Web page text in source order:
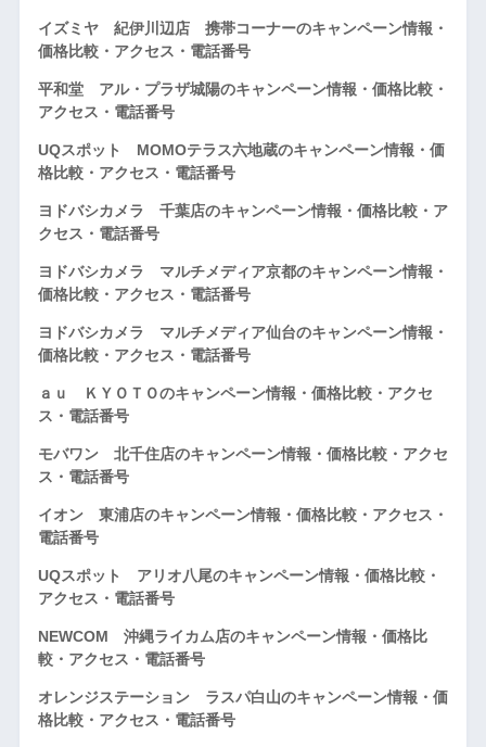
イズミヤ 紀伊川辺店 携帯コーナーのキャンペーン情報・
価格比較・アクセス・電話番号
平和堂 アル・プラザ城陽のキャンペーン情報・価格比較・
アクセス・電話番号
UQスポット MOMOテラス六地蔵のキャンペーン情報・価
格比較・アクセス・電話番号
ヨドバシカメラ 千葉店のキャンペーン情報・価格比較・ア
クセス・電話番号
ヨドバシカメラ マルチメディア京都のキャンペーン情報・
価格比較・アクセス・電話番号
ヨドバシカメラ マルチメディア仙台のキャンペーン情報・
価格比較・アクセス・電話番号
ａｕ ＫＹＯＴＯのキャンペーン情報・価格比較・アクセ
ス・電話番号
モバワン 北千住店のキャンペーン情報・価格比較・アクセ
ス・電話番号
イオン 東浦店のキャンペーン情報・価格比較・アクセス・
電話番号
UQスポット アリオ八尾のキャンペーン情報・価格比較・
アクセス・電話番号
NEWCOM 沖縄ライカム店のキャンペーン情報・価格比
較・アクセス・電話番号
オレンジステーション ラスパ白山のキャンペーン情報・価
格比較・アクセス・電話番号